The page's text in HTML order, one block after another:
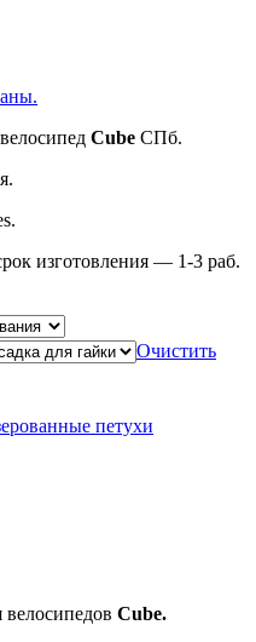
Cube СПб.
изготовления — 1-3 раб.
Очистить
петухи
Cube.